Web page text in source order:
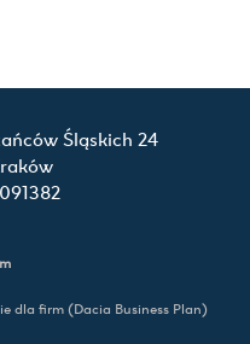
Śląskich 24
dla firm (Dacia Business Plan)